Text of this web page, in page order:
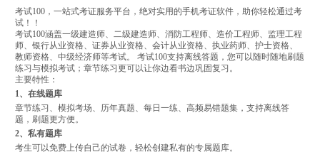
考试100，一站式考证服务平台，绝对实用的手机考证软件，助你轻松通过考
试！！
考试100涵盖一级建造师、二级建造师、消防工程师、造价工程师、监理工程
师、银行从业资格、证券从业资格、会计从业资格、执业药师、护士资格、
教师资格、中级经济师等考试。 考试100支持离线答题，您可以随时随地刷题
练习与模拟考试；章节练习更可以让你边看书边巩固复习。
主要特性：
1、在线题库
章节练习、模拟考场、历年真题、每日一练、高频易错题集，支持离线答
题，刷题更方便。
2、私有题库
考生可以免费上传自己的试卷，轻松创建私有的专属题库。